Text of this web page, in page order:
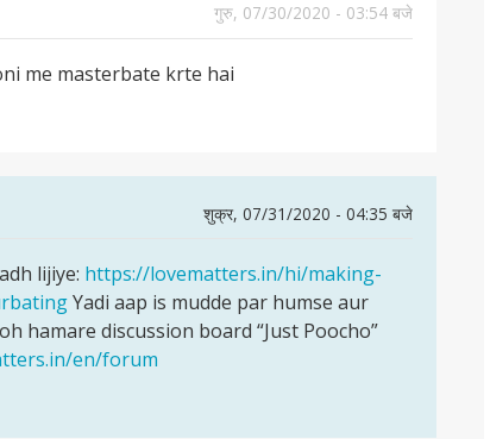
गुरु, 07/30/2020 - 03:54 बजे
me masterbate krte hai
शुक्र, 07/31/2020 - 04:35 बजे
lijiye: https://lovematters.in/hi/making-
Yadi aap is mudde par humse aur
hamare discussion board “Just Poocho”
en/forum